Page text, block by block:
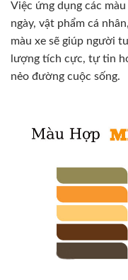
Việc ứng dụng các
ngày, vật phẩm cá
màu xe sẽ giúp người
lượng tích cực, tự tin
nẻo đường cuộc sống.